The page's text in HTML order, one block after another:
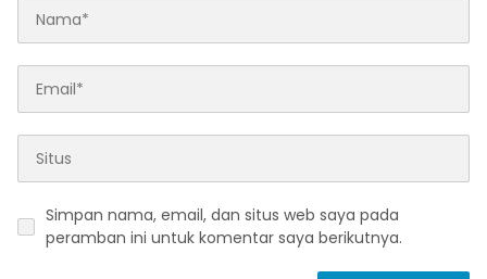
Simpan nama, email, dan situs web saya pada
peramban ini untuk komentar saya berikutnya.